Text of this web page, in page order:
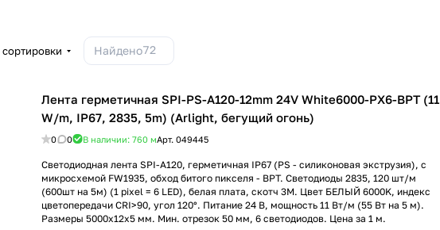
Найдено72
Лента герметичная SPI-PS-A120-12mm 24V White6000-PX6-BPT (11
W/m, IP67, 2835, 5m) (Arlight, бегущий огонь)
0 0 В наличии: 760 мАрт. 049445
Светодиодная лента SPI-A120, герметичная IP67 (PS - силиконовая экструзия), с
микросхемой FW1935, обход битого пикселя - BPT. Светодиоды 2835, 120 шт/м
(600шт на 5м) (1 pixel = 6 LED), белая плата, скотч 3М. Цвет БЕЛЫЙ 6000K, индекс
цветопередачи CRI>90, угол 120°. Питание 24 В, мощность 11 Вт/м (55 Вт на 5 м).
Размеры 5000x12x5 мм. Мин. отрезок 50 мм, 6 светодиодов. Цена за 1 м.